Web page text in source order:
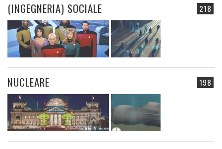
218
(INGEGNERIA) SOCIALE
198
NUCLEARE